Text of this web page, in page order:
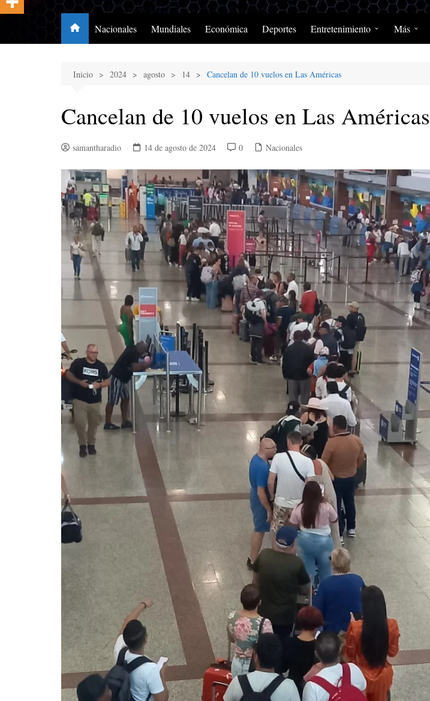
Nacionales Mundiales Económica Deportes Entretenimiento
MerengClásicos
Más
Inicio 2024 agosto 14 Cancelan de 10 vuelos en Las Américas
Cancelan de 10 vuelos en Las Américas
samantharadio 14 de agosto de 2024 0 Nacionales